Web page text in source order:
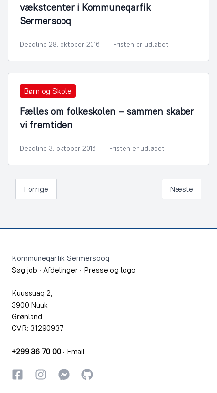
vækstcenter i Kommuneqarfik
Sermersooq
Deadline 28. oktober 2016 Fristen er udløbet
Børn og Skole
Fælles om folkeskolen – sammen skaber
vi fremtiden
Deadline 3. oktober 2016 Fristen er udløbet
Forrige Næste
Kommuneqarfik Sermersooq
Søg job · Afdelinger · Presse og logo
Kuussuaq 2,
3900 Nuuk
Grønland
CVR: 31290937
+299 36 70 00 · Email
FacebookInstagramInstagram
GitHub